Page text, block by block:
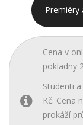
Premiéry
Cena v
pokladny
Studenti
Kč. Cena
prokáží